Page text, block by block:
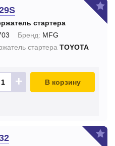
стартера
Бренд: MFG
стартера TOYOTA
+ В корзину